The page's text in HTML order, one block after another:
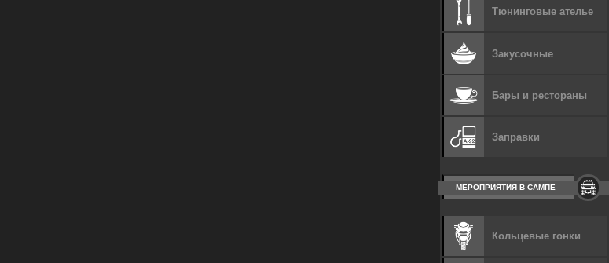
Тюнинговые ателье
Закусочные
Бары и рестораны
Заправки
МЕРОПРИЯТИЯ В САМПЕ
Кольцевые гонки